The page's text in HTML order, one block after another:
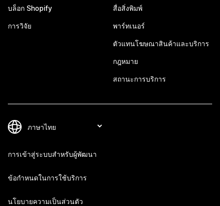
บล็อก Shopify
การวิจัย
สื่อสิ่งพิมพ์
พาร์ทเนอร์
ตัวแทนโฆษณาสินค้าและบริการ
กฎหมาย
สถานะการบริการ
การเข้าสู่ระบบสำหรับผู้พัฒนา
ข้อกำหนดในการใช้บริการ
นโยบายความเป็นส่วนตัว